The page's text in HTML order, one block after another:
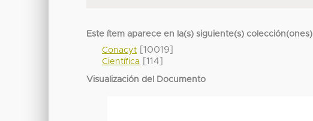
Este ítem aparece en la(s) siguiente(s) colección(ones)
Conacyt [10019]
Científica [114]
Visualización del Documento